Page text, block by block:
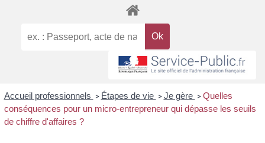
Accueil professionnels > Étapes de vie > Je gère > Quelles
conséquences pour un micro-entrepreneur qui dépasse les seuils
de chiffre d'affaires ?